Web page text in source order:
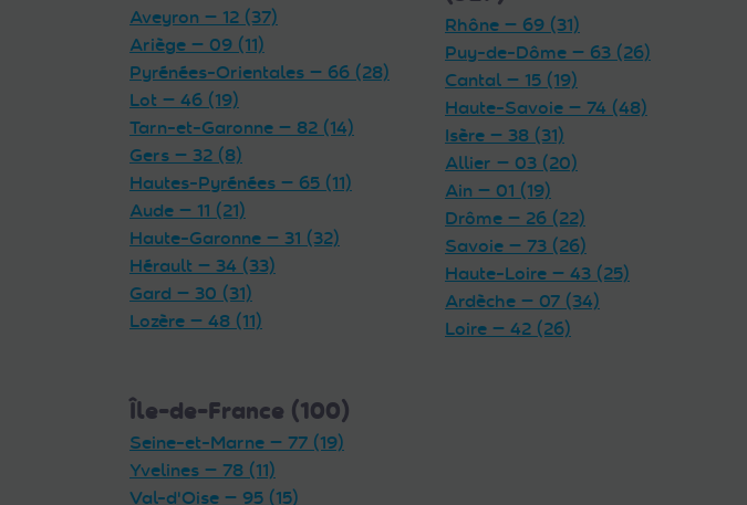
Aveyron — 12 (37)
Ariège — 09 (11)
Pyrénées-Orientales — 66 (28)
Lot — 46 (19)
Tarn-et-Garonne — 82 (14)
Gers — 32 (8)
Hautes-Pyrénées — 65 (11)
Aude — 11 (21)
Haute-Garonne — 31 (32)
Hérault — 34 (33)
Gard — 30 (31)
Lozère — 48 (11)
Rhône — 69 (31)
Puy-de-Dôme — 63 (26)
Cantal — 15 (19)
Haute-Savoie — 74 (48)
Isère — 38 (31)
Allier — 03 (20)
Ain — 01 (19)
Drôme — 26 (22)
Savoie — 73 (26)
Haute-Loire — 43 (25)
Ardèche — 07 (34)
Loire — 42 (26)
Île-de-France (100)
Seine-et-Marne — 77 (19)
Yvelines — 78 (11)
Val-d'Oise — 95 (15)